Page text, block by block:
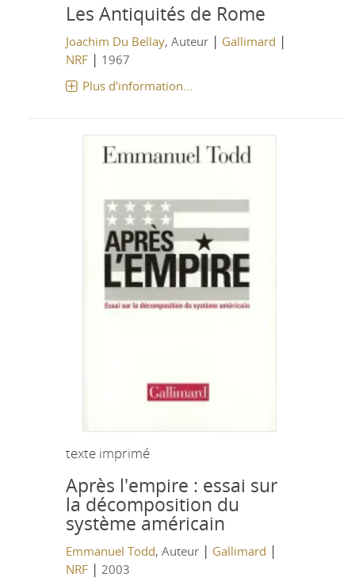
Les Antiquités de Rome
Joachim Du Bellay, Auteur | Gallimard |
NRF| 1967
Plus d'information...
texte imprimé
Après l'empire : essai sur
la décomposition du
système américain
Emmanuel Todd, Auteur | Gallimard |
NRF| 2003